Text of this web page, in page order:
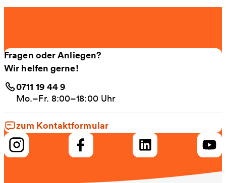
Fragen oder Anliegen?
Wir helfen gerne!
0711 19 44 9
Mo.–Fr. 8:00–18:00 Uhr
zum Kontaktformular